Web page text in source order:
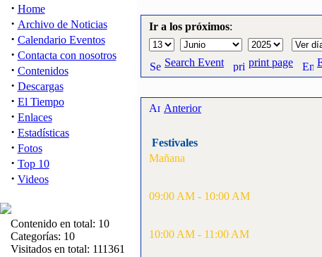
· Home
· Archivo de Noticias
· Calendario Eventos
· Contacta con nosotros
· Contenidos
· Descargas
· El Tiempo
· Enlaces
· Estadísticas
· Fotos
· Top 10
· Videos
Contenido en total: 10
Categorías: 10
Visitados en total: 111361
Ir a los próximos:
Search Event print page
Anterior
Festivales
Mañana
09:00 AM - 10:00 AM
10:00 AM - 11:00 AM